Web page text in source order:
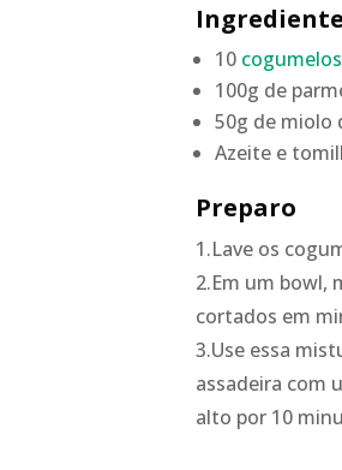
10
100g de
50g de miolo
Azeite e
Preparo
1.Lave os
2.Em um bowl,
cortados em
3.Use essa
assadeira com
alto por 10